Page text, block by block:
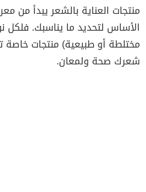
منتجات العناية بالشعر يبدأ من
الأساس لتحديد ما يناسبك. فلكل
مختلطة أو طبيعية) منتجات خاصة
شعرك صحة ولمعان.